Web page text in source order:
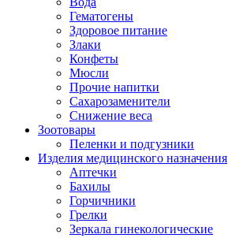
Гематогены
Здоровое питание
Злаки
Конфеты
Мюсли
Прочие напитки
Сахарозаменители
Снижение веса
Зоотовары
Пеленки и подгузники
Изделия медицинского назначения
Аптечки
Бахилы
Горчичники
Грелки
Зеркала гинекологические